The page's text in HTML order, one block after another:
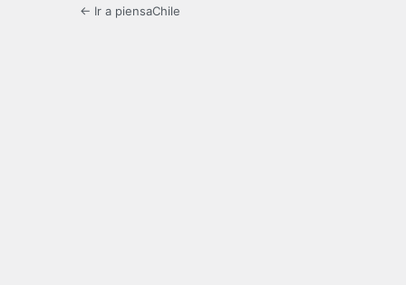
← Ir a piensaChile